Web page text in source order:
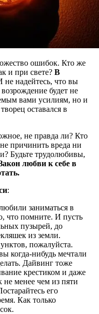
ошибок. Кто же
и при свете? В
надейтесь, что вы
будет не
вами усилиям, но и
оставался в
не правда ли? Кто
причинить вреда ни
Будьте трудолюбивы,
любви к себе в
:
заниматься в
что помните. И пусть
пузырей, до
из земли.
пожалуйста.
когда-нибудь мечтали
Дайвинг тоже
крестиком и даже
менее чем из пяти
его
Как только